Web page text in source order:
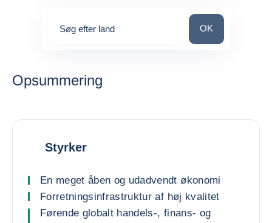
Søg efter land Søg efter land
OK
Opsummering
Styrker
En meget åben og udadvendt økonomi
Forretningsinfrastruktur af høj kvalitet
Førende globalt handels-, finans- og